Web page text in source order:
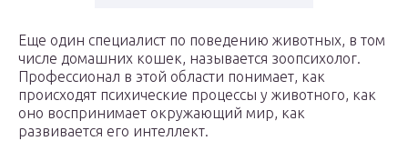
Еще один специалист по поведению животных, в том
числе домашних кошек, называется зоопсихолог.
Профессионал в этой области понимает, как
происходят психические процессы у животного, как
оно воспринимает окружающий мир, как
развивается его интеллект.